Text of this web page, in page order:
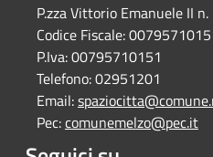
P.zza Vittorio Emanuele II
Codice Fiscale:
P.Iva:00795710151
Telefono:02951201
Email:
Pec:comunemelzo@pec.it